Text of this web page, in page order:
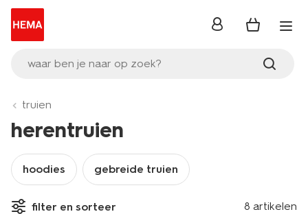
waar ben je naar op zoek?
inloggen
truien
herentruien
hoodies gebreide truien
filter en sorteer 8 artikelen